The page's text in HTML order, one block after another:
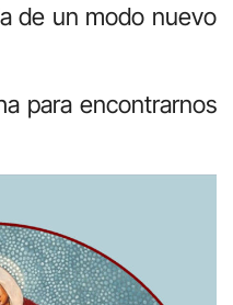
de un modo nuevo
para encontrarnos